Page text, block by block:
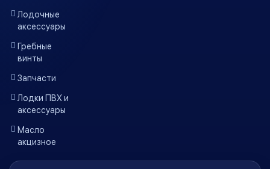
Лодочные
аксессуары
Гребные
винты
Запчасти
Лодки ПВХ и
аксессуары
Масло
акцизное